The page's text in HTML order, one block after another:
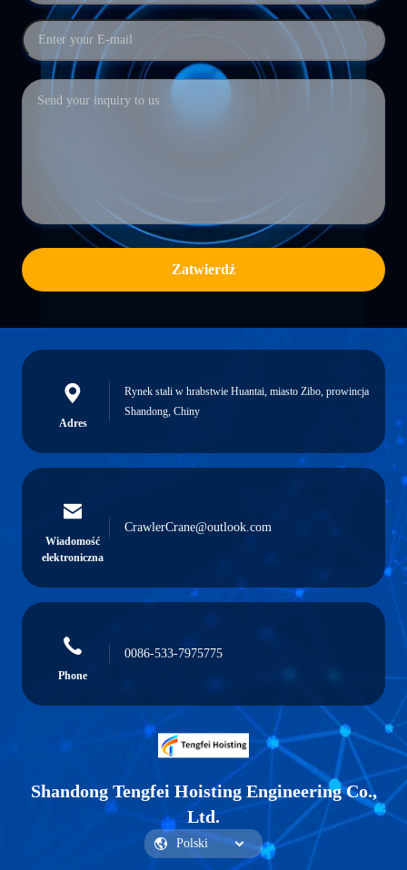
Zatwierdź
Adres
Rynek stali w hrabstwie Huantai, miasto Zibo, prowincja
Shandong, Chiny
Wiadomość
elektroniczna
CrawlerCrane@outlook.com
Phone
0086-533-7975775
Shandong Tengfei Hoisting Engineering Co.,
Ltd.